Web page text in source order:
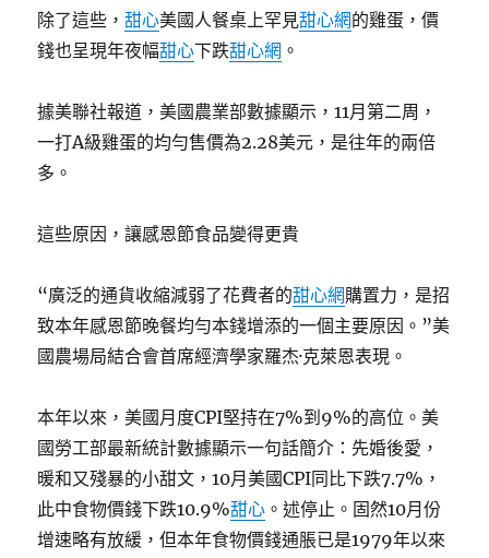
除了這些，甜心美國人餐桌上罕見甜心網的雞蛋，價
錢也呈現年夜幅甜心下跌甜心網 。
據美聯社報道，美國農業部數據顯示，11月第二周，
一打A級雞蛋的均勻售價為2.28美元，是往年的兩倍
多。
這些原因，讓感恩節食品變得更貴
“廣泛的通貨收縮減弱了花費者的甜心網購置力，是招
致本年感恩節晚餐均勻本錢增添的一個主要原因。”美
國農場局結合會首席經濟學家羅杰·克萊恩表現。
本年以來，美國月度CPI堅持在7%到9%的高位。美
國勞工部最新統計數據顯示一句話簡介：先婚後愛，
暖和又殘暴的小甜文，10月美國CPI同比下跌7.7%，
此中食物價錢下跌10.9%甜心 。述停止。固然10月份
增速略有放緩，但本年食物價錢通脹已是1979年以來